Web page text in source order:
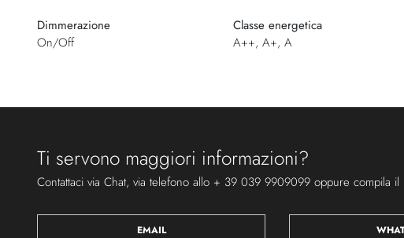
Dimmerazione
On/Off
Classe energetica
A++, A+, A
Ti servono maggiori informazioni?
Contattaci via Chat, via telefono allo + 39 039 9909099 oppure compila il
EMAIL